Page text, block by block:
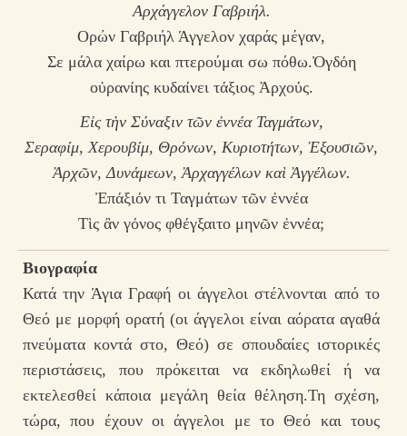
Aρχάγγελον Γαβριήλ.
Oρών Γαβριήλ Άγγελον χαράς μέγαν,
Σε μάλα χαίρω και πτερούμαι σω πόθω.Ὀγδόη
οὐρανίης κυδαίνει τάξιος Ἀρχούς.
Εἰς τὴν Σύναξιν τῶν ἐννέα Ταγμάτων,
Σεραφίμ, Χερουβίμ, Θρόνων, Κυριοτήτων, Ἐξουσιῶν,
Ἀρχῶν, Δυνάμεων, Ἀρχαγγέλων καὶ Ἀγγέλων.
Ἐπάξιόν τι Ταγμάτων τῶν ἐννέα
Τὶς ἂν γόνος φθέγξαιτο μηνῶν ἐννέα;
Βιογραφία
Κατά την Άγια Γραφή οι άγγελοι στέλνονται από το
Θεό με μορφή ορατή (οι άγγελοι είναι αόρατα αγαθά
πνεύματα κοντά στο, Θεό) σε σπουδαίες ιστορικές
περιστάσεις, που πρόκειται να εκδηλωθεί ή να
εκτελεσθεί κάποια μεγάλη θεία θέληση.Τη σχέση,
τώρα, που έχουν οι άγγελοι με το Θεό και τους